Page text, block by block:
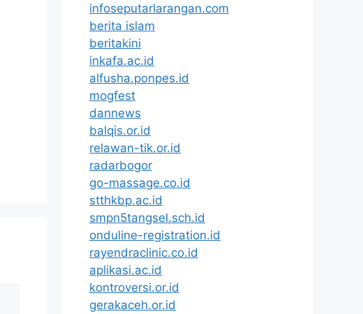
infoseputarlarangan.com
berita islam
beritakini
inkafa.ac.id
alfusha.ponpes.id
mogfest
dannews
balqis.or.id
relawan-tik.or.id
radarbogor
go-massage.co.id
stthkbp.ac.id
smpn5tangsel.sch.id
onduline-registration.id
rayendraclinic.co.id
aplikasi.ac.id
kontroversi.or.id
gerakaceh.or.id